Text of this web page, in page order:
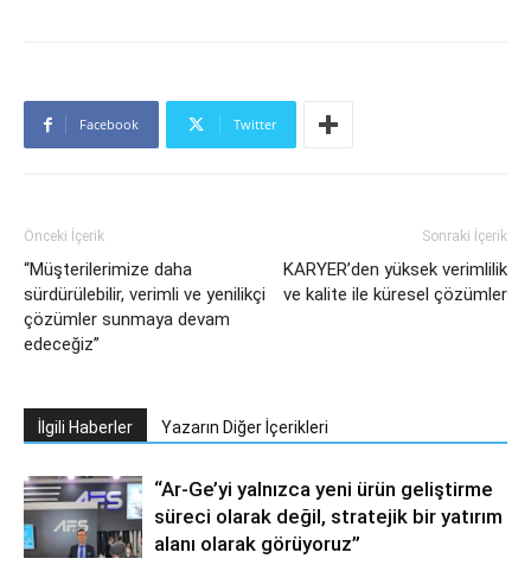
Facebook Twitter
Önceki İçerik
“Müşterilerimize daha
sürdürülebilir, verimli ve yenilikçi
çözümler sunmaya devam
edeceğiz”
Sonraki İçerik
KARYER’den yüksek verimlilik
ve kalite ile küresel çözümler
İlgili Haberler Yazarın Diğer İçerikleri
“Ar-Ge’yi yalnızca yeni ürün geliştirme
süreci olarak değil, stratejik bir yatırım
alanı olarak görüyoruz”